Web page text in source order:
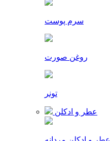
سرم پوست
روغن صورت
تونر
عطر و ادکلن